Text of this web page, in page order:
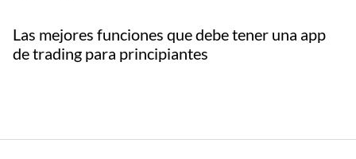
Las mejores funciones que debe tener una app
de trading para principiantes